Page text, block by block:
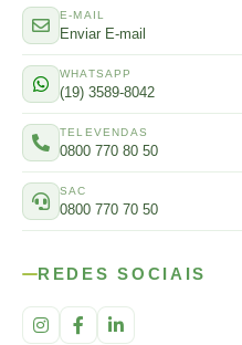
E-MAIL
Enviar E-mail
WHATSAPP
(19) 3589-8042
TELEVENDAS
0800 770 80 50
SAC
0800 770 70 50
REDES SOCIAIS